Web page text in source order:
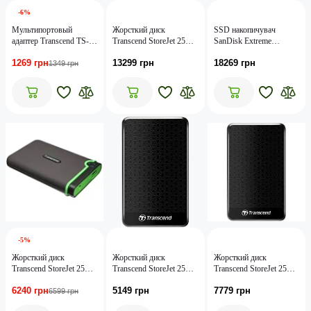
-6%
Мультипортовый
адаптер Transcend TS-
1269 грн1349 грн
Жорсткий диск
Transcend StoreJet 25H3
13299 грн
SSD накопичувач
SanDisk Extreme
(SDSSDE61-2T00-G25)
18269 грн
-5%
Жорсткий диск
Transcend StoreJet 25M3
6240 грн6599 грн
Жорсткий диск
Transcend StoreJet 25A3
5149 грн
Жорсткий диск
Transcend StoreJet 25A3
7779 грн